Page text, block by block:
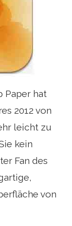
Paper hat
2012 von
leicht zu
kein
Fan des
von